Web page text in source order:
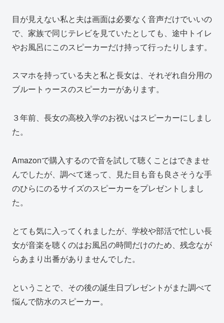
目が見えない私と夫は画面は必要なく音声だけでいいの
で、家族で同じテレビを見ていたとしても、途中トイレ
やお風呂にこのスピーカーだけ持って行ったりします。
スマホを持っている夫と私と長女は、それぞれ自分用の
ブルートゥースのスピーカーがあります。
３年前、長女の高校入学のお祝いはスピーカーにしまし
た。
Amazonで購入するので音を試して聴くことはできませ
んでしたが、調べて迷って、見た目も音も良さそうな手
のひらにのるサイズのスピーカーをプレゼントしまし
た。
とても気に入ってくれましたが、学校や部活で忙しい長
女が音楽を聴くのはお風呂の時間だけのため、残念なが
らあまり出番がありませんでした。
ということで、その後の誕生日プレゼントがまた調べて
悩んで防水のスピーカー。